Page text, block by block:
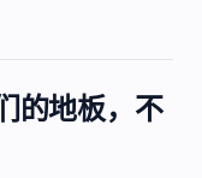
的地板，不